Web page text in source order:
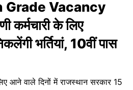
Grade Vacancy
कर्मचारी के लिए
भर्तियां, 10वीं पास
आने वाले दिनों में राजस्थान सरकार 15